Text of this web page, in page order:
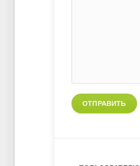
ОТПРАВИТЬ